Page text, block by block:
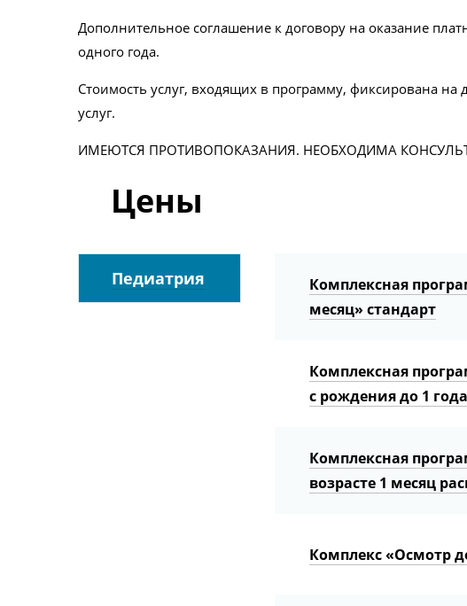
Дополнительное соглашение к договору на оказание
одного года.
Стоимость услуг, входящих в программу, фиксирована
услуг.
ИМЕЮТСЯ ПРОТИВОПОКАЗАНИЯ. НЕОБХОДИМА
Цены
Педиатрия
Комплексная
месяц» стандарт
Комплексная
с рождения до 1
Комплексная
возрасте 1 месяц
Комплекс «Осмотр